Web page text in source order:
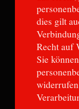
dies gilt
Recht auf
Sie